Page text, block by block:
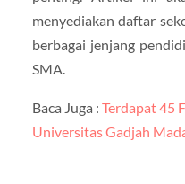
menyediakan daftar
berbagai jenjang
SMA.
Baca Juga : Terdapat 45
Universitas Gadjah